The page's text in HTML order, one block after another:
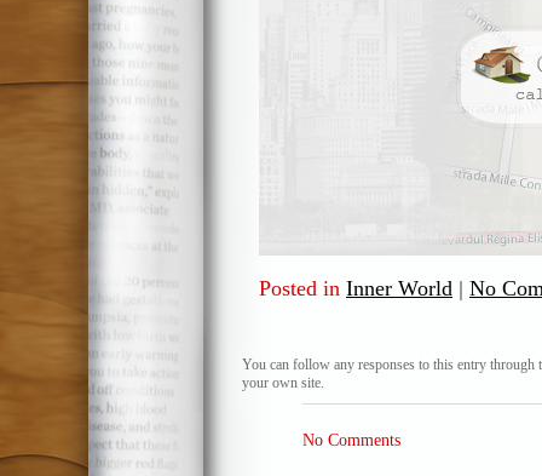
Posted in Inner World | No
You can follow any responses to this entry through
your own site.
No Comments